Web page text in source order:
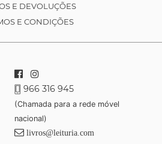
E DEVOLUÇÕES
E CONDIÇÕES
966 316 945
(Chamada para a rede móvel
nacional)
livros@leituria.com